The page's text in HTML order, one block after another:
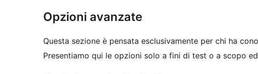
Opzioni avanzate
Questa sezione è pensata esclusivamente per chi ha
Presentiamo qui le opzioni solo a fini di test o a scopo